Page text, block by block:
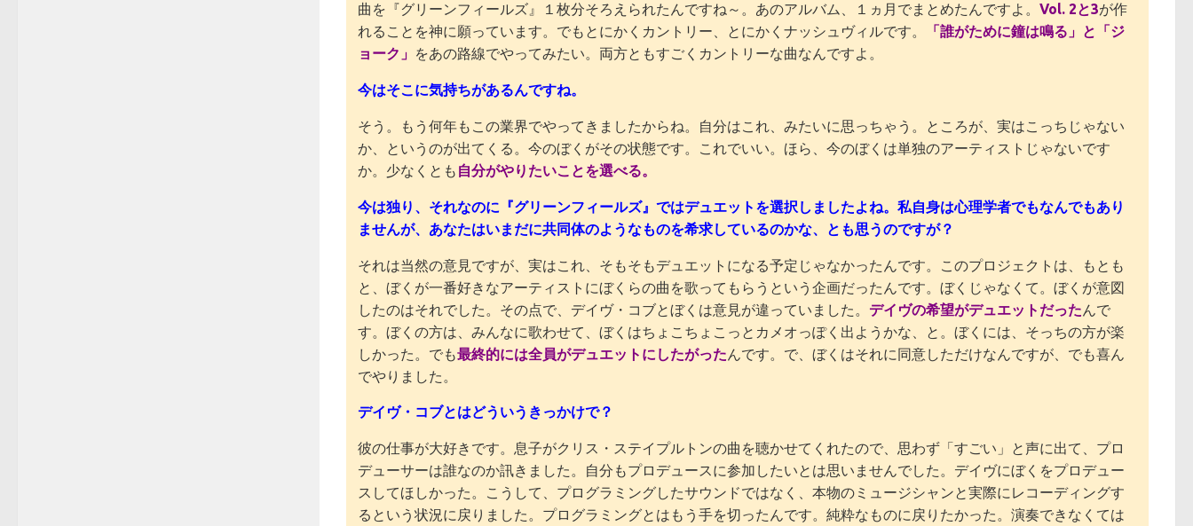
曲を『グリーンフィールズ』１枚分そろえられたんですね～。あのアルバム、１ヵ月でまとめたんですよ。 Vol. 2と3が作
れることを神に願っています。でもとにかくカントリー、とにかくナッシュヴィルです。
「誰がために鐘は鳴る」と「ジ
ョーク」 をあの路線でやってみたい。両方ともすごくカントリーな曲なんですよ。
今はそこに気持ちがあるんですね。
そう。もう何年もこの業界でやってきましたからね。自分はこれ、みたいに思っちゃう。ところが、実はこっちじゃない
か、というのが出てくる。今のぼくがその状態です。これでいい。ほら、今のぼくは単独のアーティストじゃないです
か。少なくとも 自分がやりたいことを選べる。
今は独り、それなのに『グリーンフィールズ』ではデュエットを選択しましたよね。私自身は心理学者でもなんでもあり
ませんが、あなたはいまだに共同体のようなものを希求しているのかな、とも思うのですが？
それは当然の意見ですが、実はこれ、そもそもデュエットになる予定じゃなかったんです。このプロジェクトは、もとも
と、ぼくが一番好きなアーティストにぼくらの曲を歌ってもらうという企画だったんです。ぼくじゃなくて。ぼくが意図
したのはそれでした。その点で、デイヴ・コブとぼくは意見が違っていました。 デイヴの希望がデュエットだったんで
す。ぼくの方は、みんなに歌わせて、ぼくはちょこちょこっとカメオっぽく出ようかな、と。ぼくには、そっちの方が楽
しかった。でも最終的には全員がデュエットにしたがったんです。で、ぼくはそれに同意しただけなんですが、でも喜ん
でやりました。
デイヴ・コブとはどういうきっかけで？
彼の仕事が大好きです。息子がクリス・ステイプルトンの曲を聴かせてくれたので、思わず「すごい」と声に出て、プロ
デューサーは誰なのか訊きました。自分もプロデュースに参加したいとは思いませんでした。デイヴにぼくをプロデュー
スしてほしかった。こうして、プログラミングしたサウンドではなく、本物のミュージシャンと実際にレコーディングす
るという状況に戻りました。プログラミングとはもう手を切ったんです。純粋なものに戻りたかった。演奏できなくては